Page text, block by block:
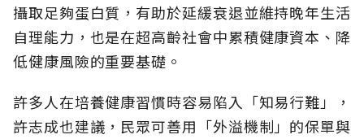
攝取足夠蛋白質，有助於延緩衰退並維持晚年生活
自理能力，也是在超高齡社會中累積健康資本、降
低健康風險的重要基礎。
許多人在培養健康習慣時容易陷入「知易行難」，
許志成也建議，民眾可善用「外溢機制」的保單與